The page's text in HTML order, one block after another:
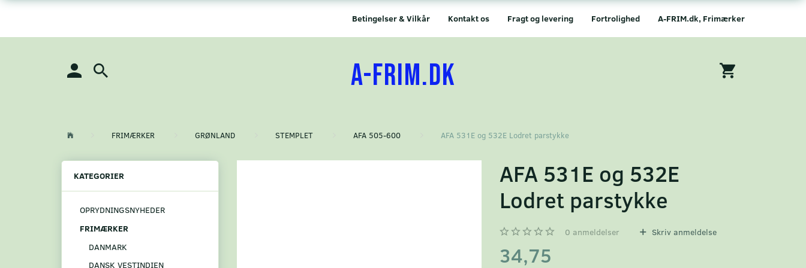
A-FRIM.dk, Frimærker
Fortrolighed
Fragt og levering
Kontakt os
Betingelser & Vilkår
A-FRIM.DK
FRIMÆRKER GRØNLAND STEMPLET AFA 505-600 AFA 531E og 532E Lodret parstykke
KATEGORIER
OPRYDNINGSNYHEDER
FRIMÆRKER
DANMARK
DANSK VESTINDIEN
AFA 531E og 532E
Lodret parstykke
0 anmeldelser Skriv anmeldelse
34,75